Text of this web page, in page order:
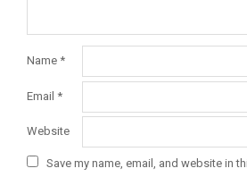
Name *
Email *
Website
Save my name, email, and website in